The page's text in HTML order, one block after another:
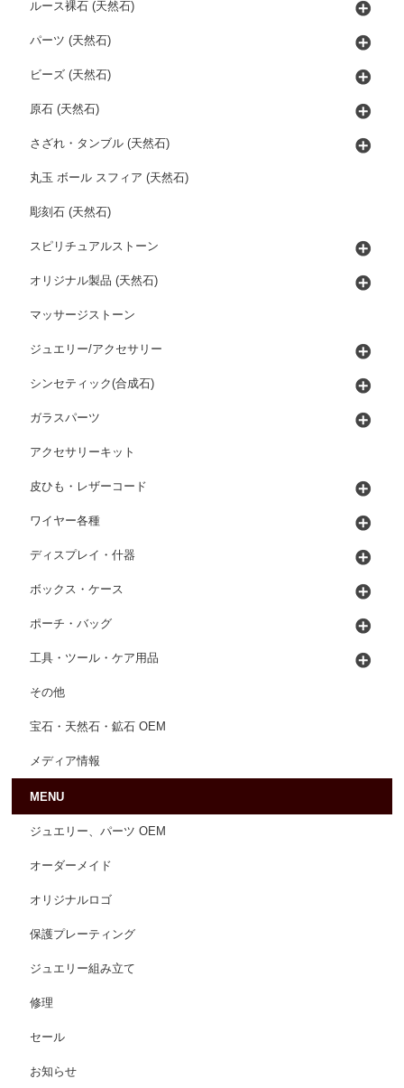
ルース裸石 (天然石)
パーツ (天然石)
ビーズ (天然石)
原石 (天然石)
さざれ・タンブル (天然石)
丸玉 ボール スフィア (天然石)
彫刻石 (天然石)
スピリチュアルストーン
オリジナル製品 (天然石)
マッサージストーン
ジュエリー/アクセサリー
シンセティック(合成石)
ガラスパーツ
アクセサリーキット
皮ひも・レザーコード
ワイヤー各種
ディスプレイ・什器
ボックス・ケース
ポーチ・バッグ
工具・ツール・ケア用品
その他
宝石・天然石・鉱石 OEM
メディア情報
MENU
ジュエリー、パーツ OEM
オーダーメイド
オリジナルロゴ
保護プレーティング
ジュエリー組み立て
修理
セール
お知らせ